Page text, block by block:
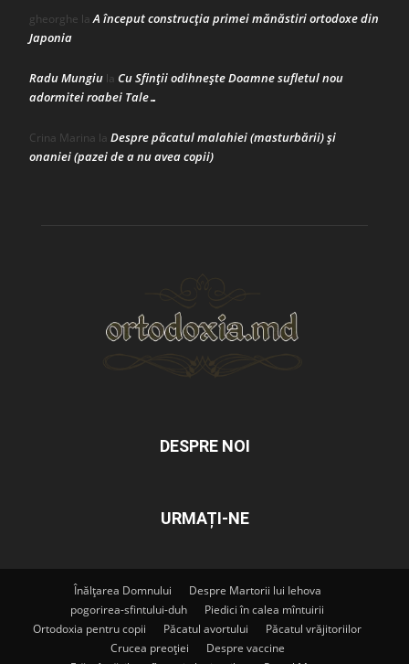
gheorghe laA început construcţia primei mănăstiri ortodoxe din
Japonia
Radu Mungiu la Cu Sfinții odihnește Doamne sufletul nou
adormitei roabei Tale…
Crina Marina la Despre păcatul malahiei (masturbării) şi
onaniei (pazei de a nu avea copii)
DESPRE NOI
URMAȚI-NE
Înălțarea Domnului
Despre Martorii lui Iehova
pogorirea-sfintului-duh
Piedici în calea mîntuirii
Ortodoxia pentru copii
Păcatul avortului
Păcatul vrăjitoriilor
Crucea preoției
Despre vaccine